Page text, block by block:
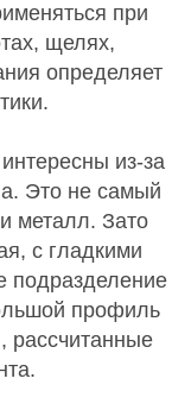
при
щелях,
определяет
из-за
Это не самый
металл. Зато
с гладкими
подразделение
профиль
рассчитанные